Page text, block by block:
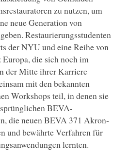
zu nutzen, um
neue Generation von
Restaurierungsstudenten
der NYU und eine Reihe von
Europa, die sich noch im
der Mitte ihrer Karriere
mit den bekannten
Workshops teil, in denen sie
BEVA-
die neuen BEVA 371 Akron-
und bewährte Verfahren für
lernten.